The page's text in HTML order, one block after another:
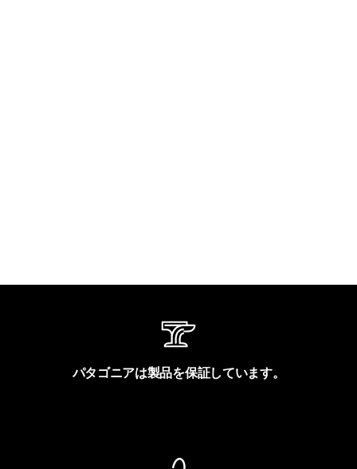
パタゴニアは製品を保証しています。